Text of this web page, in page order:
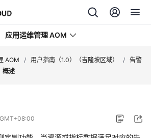
应用运维管理 AOM
AOM / 用户指南（1.0）（吉隆坡区域） / 告警
概述